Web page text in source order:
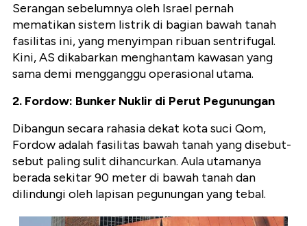
Serangan sebelumnya oleh Israel pernah
mematikan sistem listrik di bagian bawah tanah
fasilitas ini, yang menyimpan ribuan sentrifugal.
Kini, AS dikabarkan menghantam kawasan yang
sama demi mengganggu operasional utama.
2. Fordow: Bunker Nuklir di Perut Pegunungan
Dibangun secara rahasia dekat kota suci Qom,
Fordowadalah fasilitas bawah tanah yang disebut-
sebut paling sulit dihancurkan. Aula utamanya
berada sekitar 90 meter di bawah tanah dan
dilindungi oleh lapisan pegunungan yang tebal.